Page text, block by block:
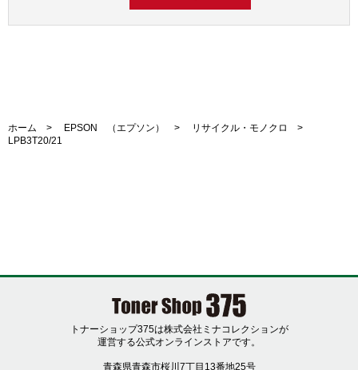
ホーム > EPSON （エプソン） > リサイクル・モノクロ
>
LPB3T20/21
トナーショップ375は株式会社ミナコレクションが
運営する公式オンラインストアです。
青森県青森市桜川7丁目13番地25号